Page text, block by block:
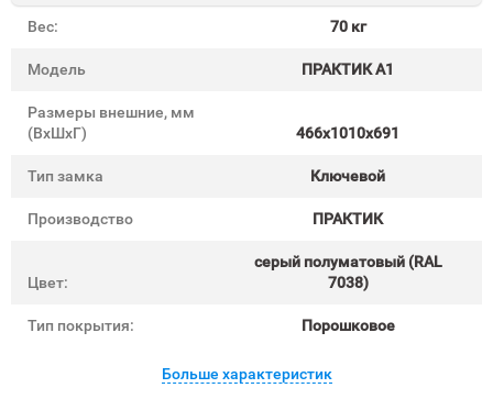
Вес: 70 кг
Модель ПРАКТИК A1
Размеры внешние, мм
(ВхШхГ)
466x1010x691
Тип замка Ключевой
Производство ПРАКТИК
Цвет:
cерый полуматовый (RAL
7038)
Тип покрытия: Порошковое
Больше характеристик